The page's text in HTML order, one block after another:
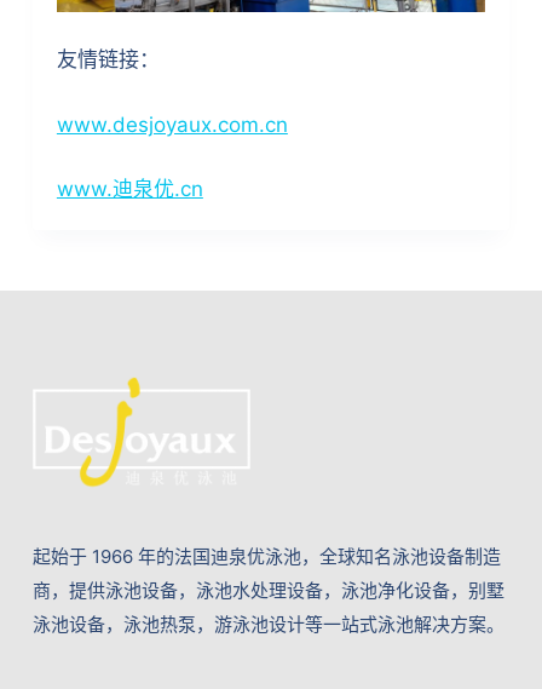
友情链接：
www.desjoyaux.com.cn
www.迪泉优.cn
起始于 1966 年的法国迪泉优泳池，全球知名泳池设备制造
商，提供泳池设备，泳池水处理设备，泳池净化设备，别墅
泳池设备，泳池热泵，游泳池设计等一站式泳池解决方案。